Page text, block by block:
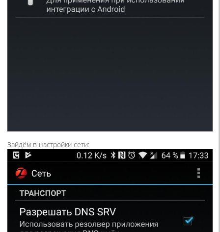
Зайдём в настройки сети: